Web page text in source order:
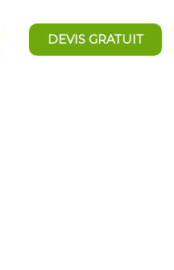
DEVIS GRATUIT